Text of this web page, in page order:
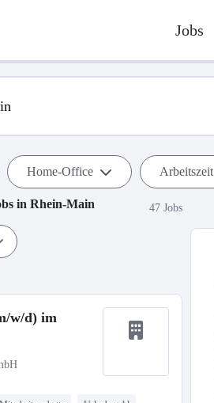
Jobs
Home-Office Arbeitszeit
in Rhein-Main 47 Jobs
w/d) im